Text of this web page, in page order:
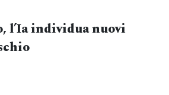
l’Ia individua nuovi